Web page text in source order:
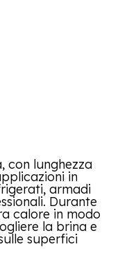
con lunghezza
in
armadi
Durante
calore in modo
la brina e
superfici